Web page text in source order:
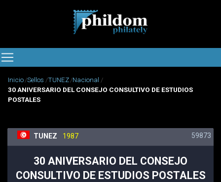
Inicio Sellos TUNEZ Nacional
30 ANIVERSARIO DEL CONSEJO CONSULTIVO DE ESTUDIOS
POSTALES
TUNEZ 1987 59873
30 ANIVERSARIO DEL CONSEJO
CONSULTIVO DE ESTUDIOS POSTALES